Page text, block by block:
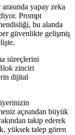
yapay zeka
Prompt
bu alanda
güvenlikte gelişmiş
süreçlerini
zinciri
dijital
açısından büyük
takip ederek
yüksek talep gören